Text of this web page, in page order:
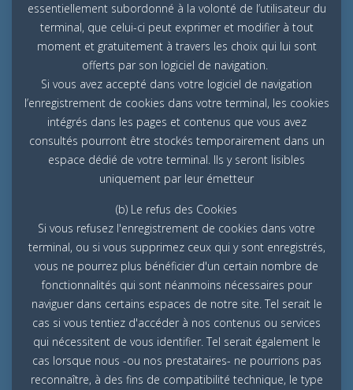
essentiellement subordonné à la volonté de l’utilisateur du
terminal, que celui-ci peut exprimer et modifier à tout
moment et gratuitement à travers les choix qui lui sont
offerts par son logiciel de navigation.
Si vous avez accepté dans votre logiciel de navigation
l’enregistrement de cookies dans votre terminal, les cookies
intégrés dans les pages et contenus que vous avez
consultés pourront être stockés temporairement dans un
espace dédié de votre terminal. Ils y seront lisibles
uniquement par leur émetteur
(b) Le refus des Cookies
Si vous refusez l'enregistrement de cookies dans votre
terminal, ou si vous supprimez ceux qui y sont enregistrés,
vous ne pourrez plus bénéficier d'un certain nombre de
fonctionnalités qui sont néanmoins nécessaires pour
naviguer dans certains espaces de notre site. Tel serait le
cas si vous tentiez d'accéder à nos contenus ou services
qui nécessitent de vous identifier. Tel serait également le
cas lorsque nous -ou nos prestataires- ne pourrions pas
reconnaître, à des fins de compatibilité technique, le type